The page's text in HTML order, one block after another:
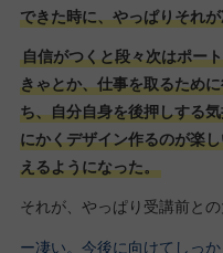
できた時に、やっぱりそれ
自信がつくと段々次はポー
きゃとか、仕事を取るため
ち、自分自身を後押しする
にかくデザイン作るのが楽
えるようになった。
それが、やっぱり受講前と
ー凄い。今後に向けてしっ